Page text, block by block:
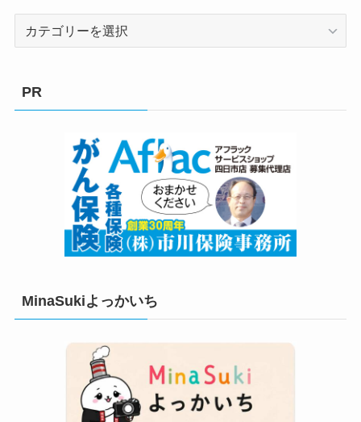
PR
MinaSukiよっかいち